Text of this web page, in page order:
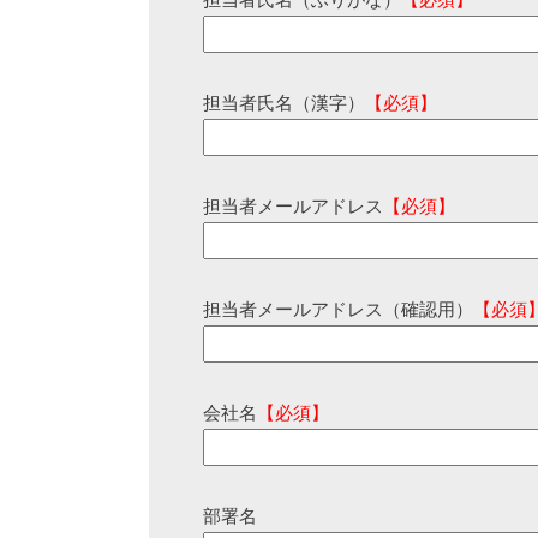
担当者氏名（漢字） 【必須】
担当者メールアドレス 【必須】
担当者メールアドレス（確認用） 【必須
会社名 【必須】
部署名